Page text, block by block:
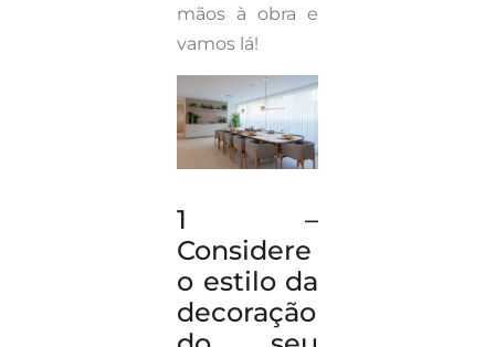
mãos à obra e
vamos lá!
1 –
Considere
o estilo da
decoração